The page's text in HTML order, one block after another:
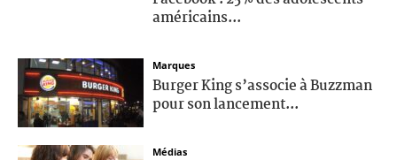
américains...
Marques
Burger King s’associe à Buzzman
pour son lancement...
Médias